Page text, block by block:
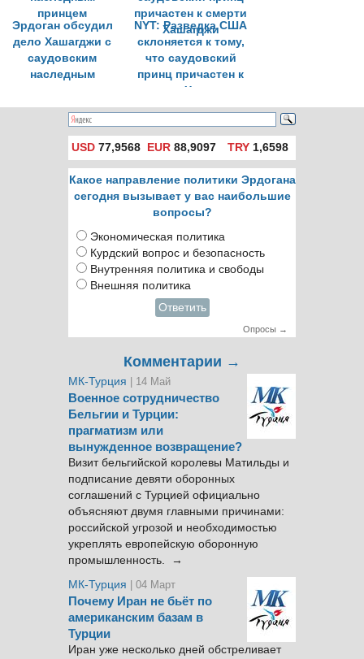
Эрдоган обсудил
дело Хашагджи с
саудовским
наследным
NYT: Разведка США
склоняется к тому,
что саудовский
принц причастен к
смерти Хашагджи
USD 77,9568 EUR 88,9097 TRY1,6598
Какое направление политики Эрдогана
сегодня вызывает у вас наибольшие
вопросы?
Экономическая политика
Курдский вопрос и безопасность
Внутренняя политика и свободы
Внешняя политика
Ответить
Опросы →
Комментарии →
МК-Турция | 14 Май
Военное сотрудничество
Бельгии и Турции:
прагматизм или
вынужденное возвращение?
Визит бельгийской королевы Матильды и
подписание девяти оборонных
соглашений с Турцией официально
объясняют двумя главными причинами:
российской угрозой и необходимостью
укреплять европейскую оборонную
промышленность. →
МК-Турция
| 04 Март
Почему Иран не бьёт по
американским базам в
Турции
Иран уже несколько дней обстреливает